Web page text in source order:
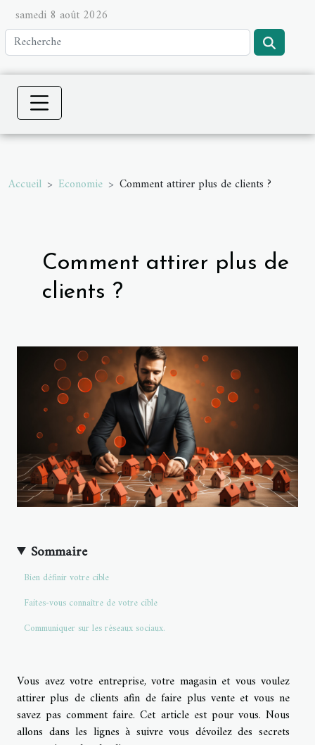
samedi 8 août 2026
Accueil Economie Comment attirer plus de clients ?
Comment attirer plus de
clients ?
Sommaire
Bien définir votre cible
Faites-vous connaître de votre cible
Communiquer sur les réseaux sociaux.
Vous avez votre entreprise, votre magasin et vous voulez
attirer plus de clients afin de faire plus vente et vous ne
savez pas comment faire. Cet article est pour vous. Nous
allons dans les lignes à suivre vous dévoilez des secrets